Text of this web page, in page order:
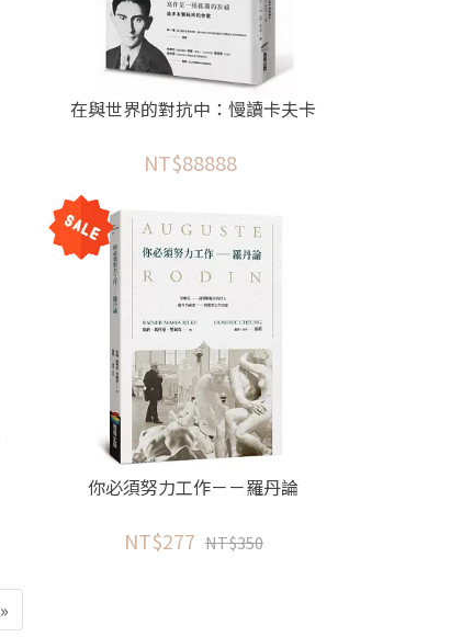
在與世界的對抗中：慢讀卡夫卡
NT$88888
你必須努力工作－－羅丹論
NT$277 NT$350
»